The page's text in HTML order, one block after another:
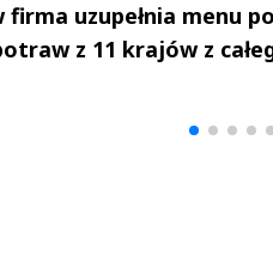
uzupełnia menu
z 11 krajów z
Marta i Andrzej